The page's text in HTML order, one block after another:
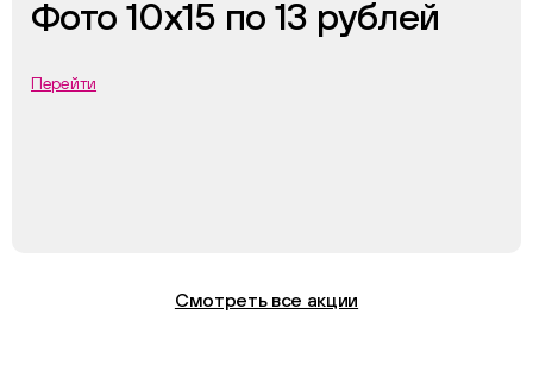
Фото 10х15 по 13 рублей
Перейти
Смотреть все акции